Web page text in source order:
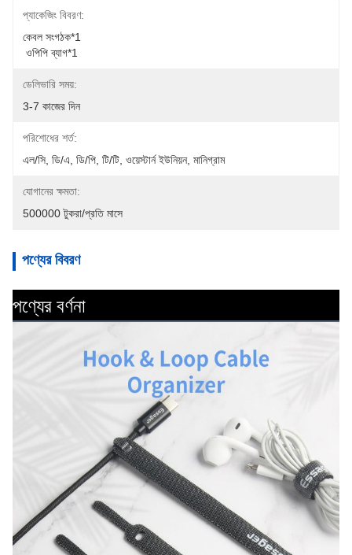
প্যাকেজিং বিবরণ:
কেবল সংগঠক*1
ওপিপি ব্যাগ*1
ডেলিভারি সময়:
3-7 কাজের দিন
পরিশোধের শর্ত:
এল/সি, ডি/এ, ডি/পি, টি/টি, ওয়েস্টার্ন ইউনিয়ন, মানিগ্রাম
যোগানের ক্ষমতা:
500000 টুকরা/প্রতি মাসে
পণ্যের বিবরণ
পণ্যের বর্ণনা